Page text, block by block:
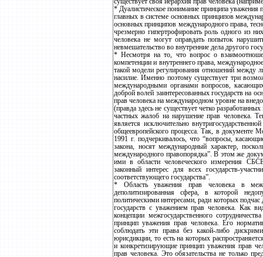
* Дуалистическое понимание принципа
главных в системе основных принципов
основных принципов международного права,
чрезмерно гипертрофировать роль одного из
человека не могут оправдать попыток
невмешательство во внутренние дела другого
* Несмотря на то, что вопрос о
компетенции и внутреннего права,
такой модели регулирования отношений между
насилие. Именно поэтому существует три
международными органами вопросов,
доброй волей заинтересованных государств на
прав человека на международном уровне на
(правда здесь не существует четко
частных жалоб на нарушение прав человека.
является исключительно
общеевропейского процесса. Так, в документе
1991 г. подчеркивалось, что “вопросы,
закона, носят международный характер,
международного правопорядка”. В этом же
ими в области человеческого измерения
законный интерес для всех государств-
соответствующего государства”.
* Область уважения прав человека в
деполитизированная сфера, в которой
политическими интересами, ради которых подчас
государств с уважением прав человека. Как
концепции межгосударственного
принцип уважения прав человека. Его
соблюдать эти права без какой-либо
юрисдикции, то есть на которых
и конкретизирующие принцип уважения прав
прав человека. Это обязательства не только